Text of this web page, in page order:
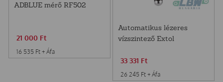
ADBLUE mérő RF502
21 000 Ft
16 535 Ft + Áfa
Automatikus lézeres
vízszintező Extol
33 331 Ft
26 245 Ft + Áfa